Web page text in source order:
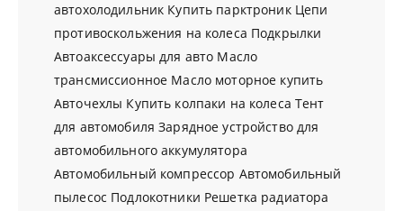
автохолодильник Купить парктроник Цепи
противоскольжения на колеса Подкрылки
Автоаксессуары для авто Масло
трансмиссионное Масло моторное купить
Авточехлы Купить колпаки на колеса Тент
для автомобиля Зарядное устройство для
автомобильного аккумулятора
Автомобильный компрессор Автомобильный
пылесос Подлокотники Решетка радиатора